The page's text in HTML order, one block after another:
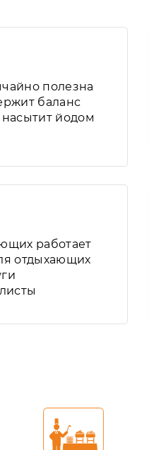
полезна
баланс
йодом
работает
отдыхающих